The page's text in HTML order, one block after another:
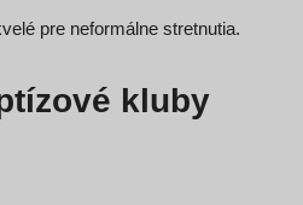
pre neformálne stretnutia.
kluby